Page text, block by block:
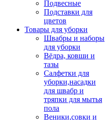
Подвесные
Подставки для
цветов
Товары для уборки
Швабры и наборы
для уборки
Вёдра, ковши и
тазы
Салфетки для
уборки,насадки
для швабр и
тряпки для мытья
пола
Веники,совки и